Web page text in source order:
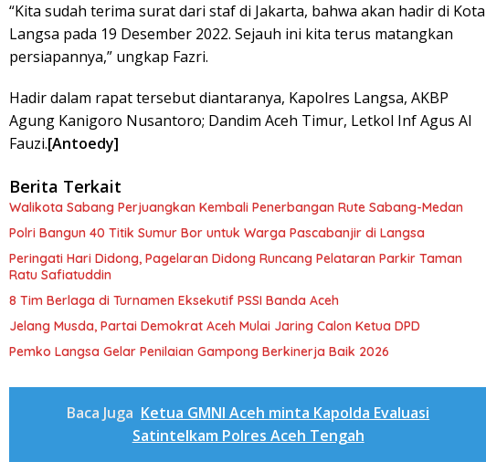
“Kita sudah terima surat dari staf di Jakarta, bahwa akan hadir di Kota
Langsa pada 19 Desember 2022. Sejauh ini kita terus matangkan
persiapannya,” ungkap Fazri.
Hadir dalam rapat tersebut diantaranya, Kapolres Langsa, AKBP
Agung Kanigoro Nusantoro; Dandim Aceh Timur, Letkol Inf Agus Al
Fauzi.[Antoedy]
Berita Terkait
Walikota Sabang Perjuangkan Kembali Penerbangan Rute Sabang-Medan
Polri Bangun 40 Titik Sumur Bor untuk Warga Pascabanjir di Langsa
Peringati Hari Didong, Pagelaran Didong Runcang Pelataran Parkir Taman
Ratu Safiatuddin
8 Tim Berlaga di Turnamen Eksekutif PSSI Banda Aceh
Jelang Musda, Partai Demokrat Aceh Mulai Jaring Calon Ketua DPD
Pemko Langsa Gelar Penilaian Gampong Berkinerja Baik 2026
Baca Juga Ketua GMNI Aceh minta Kapolda Evaluasi
Satintelkam Polres Aceh Tengah